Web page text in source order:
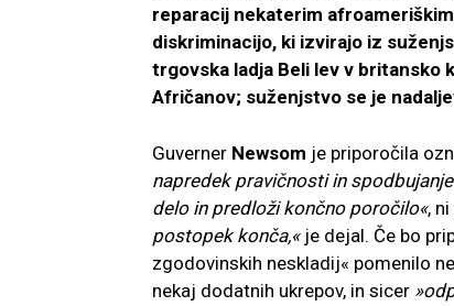
reparacij nekaterim
diskriminacijo, ki izvirajo iz
trgovska ladja Beli lev v britansko
Afričanov; suženjstvo se je
Guverner Newsom je priporočila
napredek pravičnosti in
delo in predloži končno poročilo«,
postopek konča,«je dejal. Če bo
zgodovinskih neskladij« pomenilo
nekaj dodatnih ukrepov, in sicer